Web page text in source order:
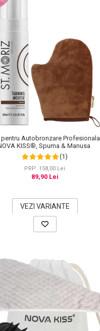
pentru Autobronzare Profesionala
KISS®, Spuma & Manusa
(1)
PRP: 158,00 Lei
89,90 Lei
VEZI VARIANTE